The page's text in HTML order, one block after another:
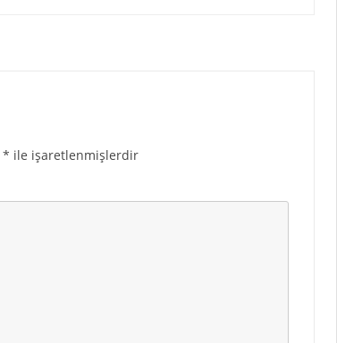
* ile işaretlenmişlerdir